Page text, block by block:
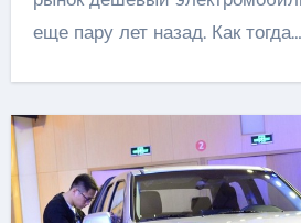
еще пару лет назад. Как тогда…